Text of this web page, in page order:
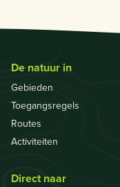
De natuur in
Gebieden
Toegangsregels
Routes
Activiteiten
Direct naar